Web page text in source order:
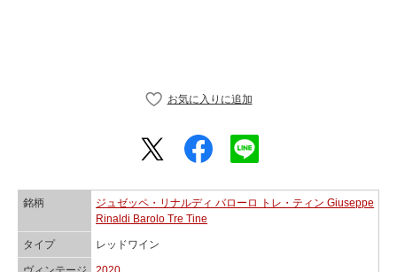
銘柄
ジュゼッペ・リナルディ バローロ トレ・ティン Giuseppe
Rinaldi Barolo Tre Tine
タイプ レッドワイン